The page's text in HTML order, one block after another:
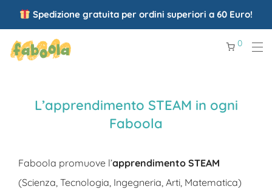
Spedizione gratuita per ordini superiori a 60 Euro!
0
L’apprendimento STEAM in ogni
Faboola
Faboola promuove l’apprendimento STEAM
(Scienza, Tecnologia, Ingegneria, Arti, Matematica)